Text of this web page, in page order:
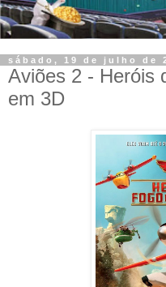
sábado, 19 de julho de
Aviões 2 - Heróis
em 3D